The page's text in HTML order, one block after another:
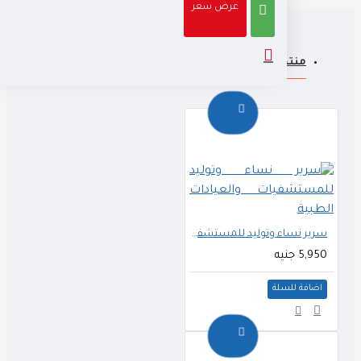
عرض سعر
منتجات ذات صله
سرير نساء وتوليد للمستشفيات والعيادات الطبية
5,950 جنيه
اضافة للسلة